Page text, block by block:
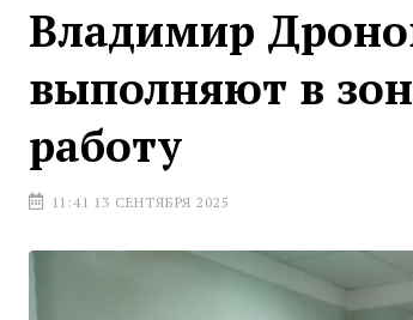
Владимир
выполняют в
работу
11:41 13 СЕНТЯБРЯ 2025